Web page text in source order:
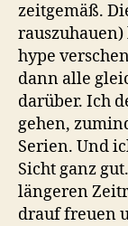
zeitgemäß.
hype
dann alle
darüber. Ich
gehen,
Serien. Und
Sicht ganz
längeren
drauf freuen